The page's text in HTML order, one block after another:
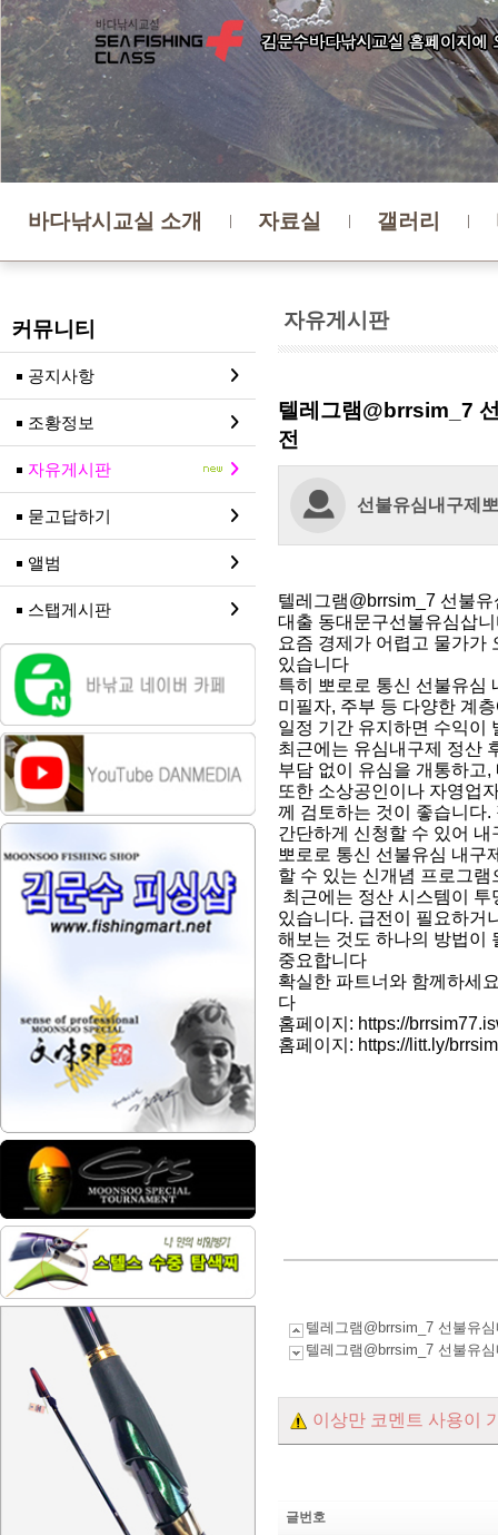
바다낚시교실 소개 자료실 갤러리
자유게시판
커뮤니티
공지사항
조황정보
자유게시판
묻고답하기
앨범
스탭게시판
텔레그램@brrsim_7
전
선불유심내구제
텔레그램@brrsim_7 선불
대출 동대문구선불유심삽
요즘 경제가 어렵고 물가가
있습니다
특히 뽀로로 통신 선불유심
미필자, 주부 등 다양한 계
일정 기간 유지하면 수익이
최근에는 유심내구제 정산
부담 없이 유심을 개통하고
또한 소상공인이나 자영업
께 검토하는 것이 좋습니다
간단하게 신청할 수 있어
뽀로로 통신 선불유심 내구
할 수 있는 신개념 프로그
최근에는 정산 시스템이
있습니다. 급전이 필요하거
해보는 것도 하나의 방법이
중요합니다
확실한 파트너와 함께하세
다
홈페이지: https://
홈페이지: https://litt.ly/
텔레그램@brrsim_7 선불유
텔레그램@brrsim_7 선불유
이상만 코멘트 사용이
글번호